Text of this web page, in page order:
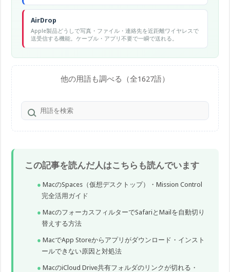
AirDrop
Apple製品どうしで写真・ファイル・連絡先を近距離ワイヤレスで
送受信する機能。ケーブル・アプリ不要で一瞬で送れる。
他の用語も調べる（全1627語）
この記事を読んだ人はこちらも読んでいます
MacのSpaces（仮想デスクトップ）・Mission Control
完全活用ガイド
MacのフォーカスフィルターでSafariとMailを自動切り
替えする方法
MacでApp Storeからアプリがダウンロード・インスト
ールできない原因と対処法
MacのiCloud Drive共有フォルダのリンクが切れる・